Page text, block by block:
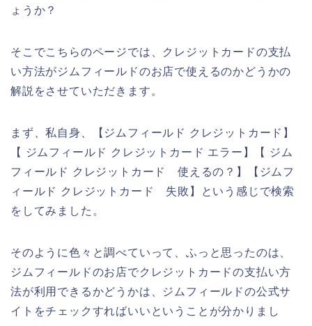
ょうか？
そこでこちらのページでは、クレジットカードの支払
い方法がジムフィールドのお店で使えるのかどうかの
解説をさせていただきます。
まず、私自身、【ジムフィールド クレジットカード】
【 ジムフィールド クレジットカード エラー】【 ジム
フィールド クレジットカード 使えるの？】【ジムフ
ィールド クレジットカード 失敗】という感じで検索
をしてみました。
そのように色々と調べていって、ふっと思ったのは、
ジムフィールドのお店でクレジットカードの支払い方
法が利用できるかどうかは、ジムフィールドの公式サ
イトをチェックすればいいということが分かりまし